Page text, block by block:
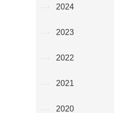
2024
2023
2022
2021
2020